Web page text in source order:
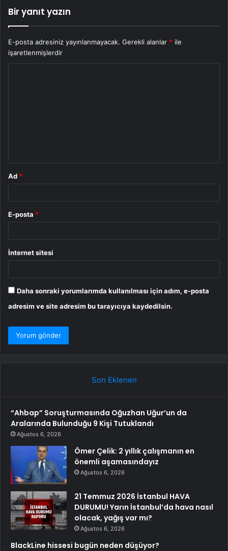
Bir yanıt yazın
E-posta adresiniz yayınlanmayacak. Gerekli alanlar * ile
işaretlenmişlerdir
Ad *
E-posta *
İnternet sitesi
Daha sonraki yorumlarımda kullanılması için adım, e-posta
adresim ve site adresim bu tarayıcıya kaydedilsin.
Son Eklenen
“Ahbap” Soruşturmasında Oğuzhan Uğur’un da
Aralarında Bulunduğu 9 Kişi Tutuklandı
Ağustos 6, 2026
Ömer Çelik: 2 yıllık çalışmanın en
önemli aşamasındayız
Ağustos 6, 2026
21 Temmuz 2026 İstanbul HAVA
DURUMU! Yarın İstanbul’da hava nasıl
olacak, yağış var mı?
Ağustos 6, 2026
BlackLine hissesi bugün neden düşüyor?